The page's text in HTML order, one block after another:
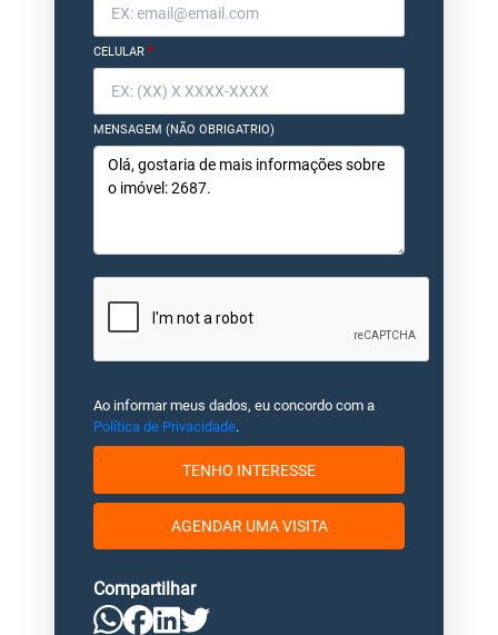
CELULAR *
MENSAGEM (NÃO OBRIGATRIO)
Ao informar meus dados, eu concordo com a
Política de Privacidade.
TENHO INTERESSE
AGENDAR UMA VISITA
Compartilhar